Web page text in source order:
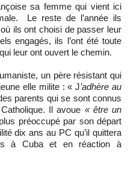
Le reste de l’année ils
ils ont choisi de passer leur
engagés, ils l’ont été toute
leur ont ouvert le chemin.
un père résistant qui
elle milite : « J’adhère au
parents qui se sont connus
Il avoue « être un
plus préoccupé par son départ
dix ans au PC qu’il quittera
à Cuba et en réaction à